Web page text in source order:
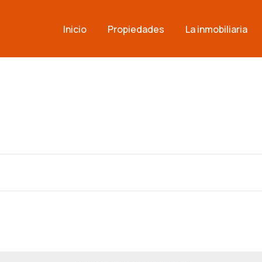
Inicio Propiedades La inmobiliaria